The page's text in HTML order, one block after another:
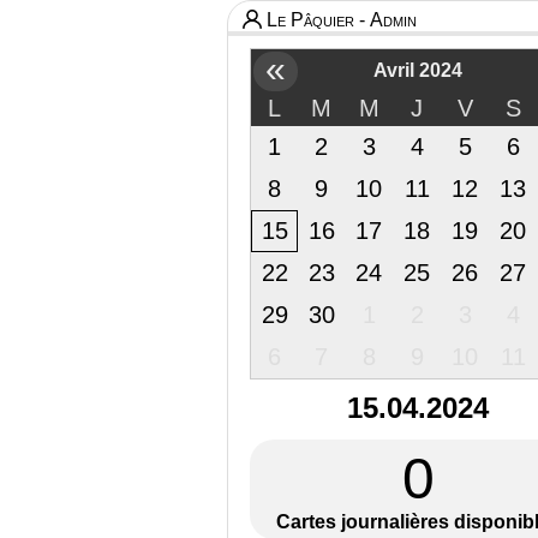
Le Pâquier - Admin
« Avril 2024
L M M J V
S
1
2 3 4 5
6
8
9 10 11 12
13
15
16 17 18 19
20
22
23 24 25 26
27
29
30
15.04.2024
0
Cartes journalières